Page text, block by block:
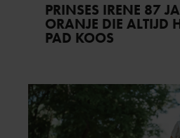
PRINSES IRENE 87
ORANJE DIE ALTIJD
PAD KOOS